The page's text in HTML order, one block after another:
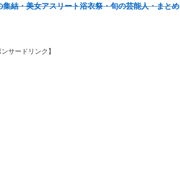
結・美女アスリート浴衣祭・旬の芸能人・まとめ
ンサードリンク】